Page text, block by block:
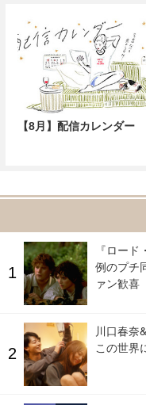
【8月】配信カレンダー
『ロー
例のプチ
ァン歓喜
川口春
この世界